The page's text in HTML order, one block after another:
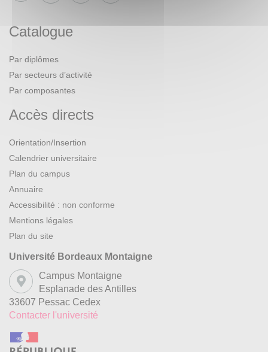
Catalogue
Par diplômes
Par secteurs d’activité
Par composantes
Accès directs
Orientation/Insertion
Calendrier universitaire
Plan du campus
Annuaire
Accessibilité : non conforme
Mentions légales
Plan du site
Université Bordeaux Montaigne
Campus Montaigne
Esplanade des Antilles
33607 Pessac Cedex
Contacter l'université